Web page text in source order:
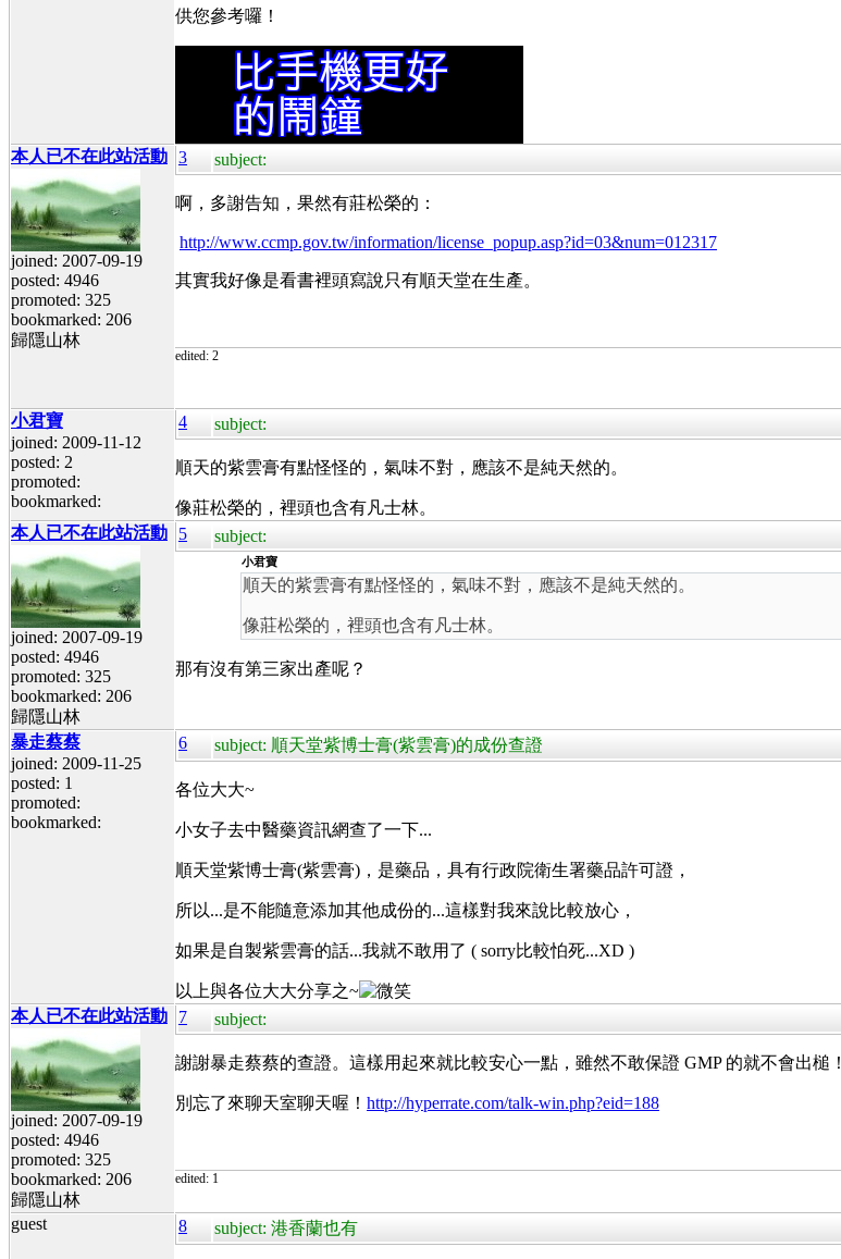
供您參考囉！
本人已不在此站活動
joined: 2007-09-19
posted: 4946
promoted: 325
bookmarked: 206
歸隱山林
3 subject:
啊，多謝告知，果然有莊松榮的：
http://www.ccmp.gov.tw/information/license_popup.asp?id=03&num=012317
其實我好像是看書裡頭寫說只有順天堂在生產。
edited: 2
小君寶
joined: 2009-11-12
posted: 2
promoted:
bookmarked:
4 subject:
順天的紫雲膏有點怪怪的，氣味不對，應該不是純天然的。
像莊松榮的，裡頭也含有凡士林。
本人已不在此站活動
joined: 2007-09-19
posted: 4946
promoted: 325
bookmarked: 206
歸隱山林
5 subject:
小君寶
順天的紫雲膏有點怪怪的，氣味不對，應該不是純天然的。
像莊松榮的，裡頭也含有凡士林。
那有沒有第三家出產呢？
暴走蔡蔡
joined: 2009-11-25
posted: 1
promoted:
bookmarked:
6 subject: 順天堂紫博士膏(紫雲膏)的成份查證
各位大大~
小女子去中醫藥資訊網查了一下...
順天堂紫博士膏(紫雲膏)，是藥品，具有行政院衛生署藥品許可證，
所以...是不能隨意添加其他成份的...這樣對我來說比較放心，
如果是自製紫雲膏的話...我就不敢用了 ( sorry比較怕死...XD )
以上與各位大大分享之~
本人已不在此站活動
joined: 2007-09-19
posted: 4946
promoted: 325
bookmarked: 206
歸隱山林
7 subject:
謝謝暴走蔡蔡的查證。這樣用起來就比較安心一點，雖然不敢保證 GMP 的就不會出槌！
別忘了來聊天室聊天喔！ http://hyperrate.com/talk-win.php?eid=188
edited: 1
guest 8 subject: 港香蘭也有